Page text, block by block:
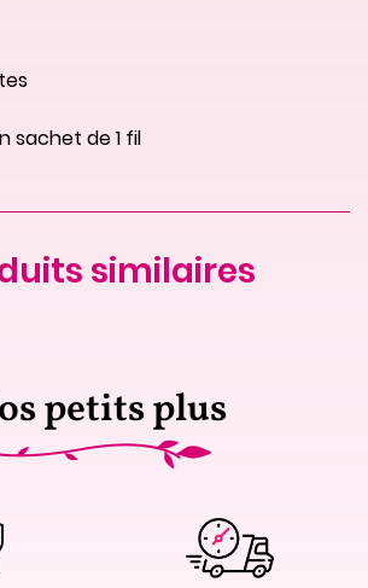
sachet de 1 fil
similaires
petits plus